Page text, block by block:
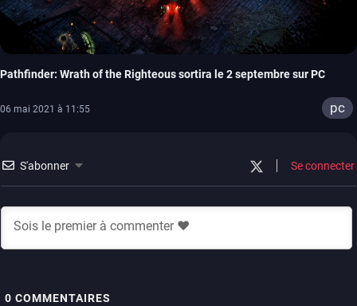
Pathfinder: Wrath of the Righteous sortira le 2 septembre sur PC
06 mai 2021 à 11:55 pc
S'abonner Se connecter
0 COMMENTAIRES